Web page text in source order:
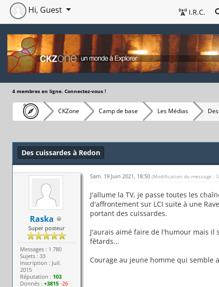
I.R.C.
Hi, Guest
4 membres en ligne. Connectez-vous !
CKZone Camp de base Les Médias
Des cuissardes à Redon
Raska
Super posteur
Messages : 1 780
Sujets : 33
Inscription : Juil.
2015
Réputation : 103
Donnés :+3815 -26
Sam. 19 Juin 2021, 18:50 (Modification du message :
J'allume la TV, je passe toutes les
d'affrontement sur LCI suite à une
portant des cuissardes.
J'aurais aimé faire de l'humour mais il
fêtards...
Courage au jeune homme qui semble